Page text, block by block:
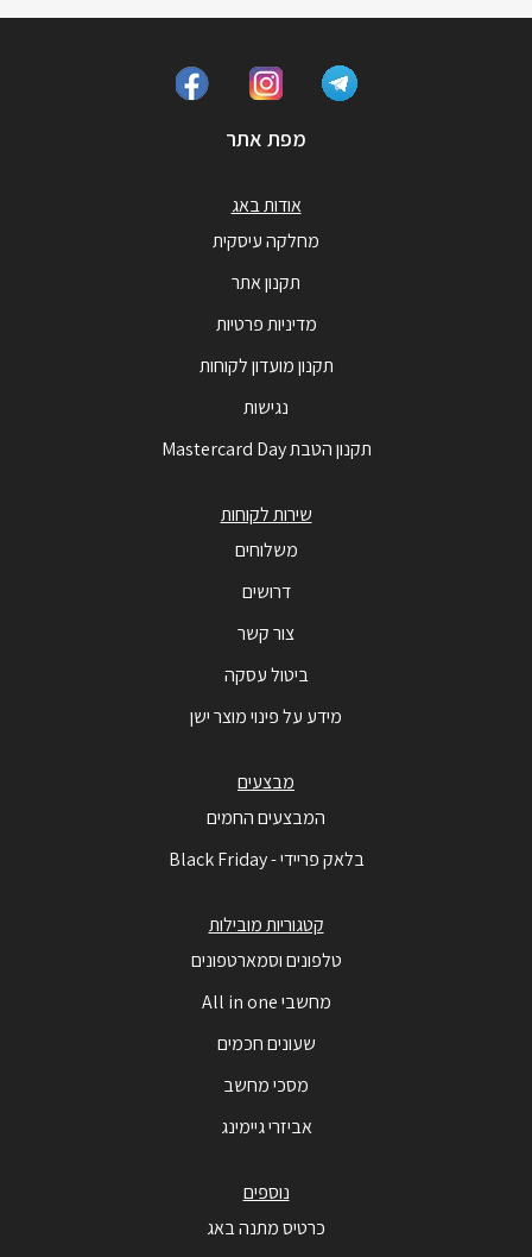
מפת אתר
אודות באג
מחלקה עיסקית
תקנון אתר
מדיניות פרטיות
תקנון מועדון לקוחות
נגישות
תקנון הטבת Mastercard Day
שירות לקוחות
משלוחים
דרושים
צור קשר
ביטול עסקה
מידע על פינוי מוצר ישן
מבצעים
המבצעים החמים
בלאק פריידי - Black Friday
קטגוריות מובילות
טלפונים וסמארטפונים
מחשבי All in one
שעונים חכמים
מסכי מחשב
אביזרי גיימינג
נוספים
כרטיס מתנה באג